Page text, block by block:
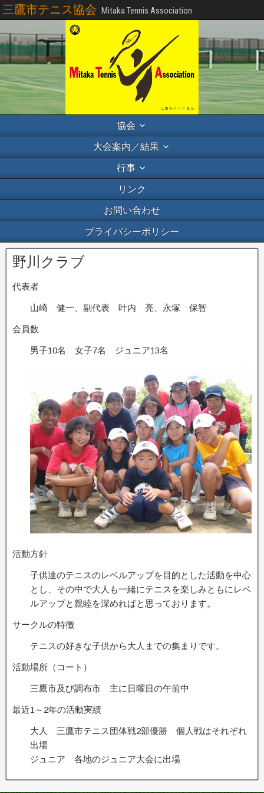
三鷹市テニス協会 Mitaka Tennis Association
協会
大会案内／結果
行事
リンク
お問い合わせ
プライバシーポリシー
野川クラブ
代表者
山崎 健一、副代表 叶内 亮、永塚 保智
会員数
男子10名 女子7名 ジュニア13名
活動方針
子供達のテニスのレベルアップを目的とした活動を中心
とし、その中で大人も一緒にテニスを楽しみともにレベ
ルアップと親睦を深めればと思っております。
サークルの特徴
テニスの好きな子供から大人までの集まりです。
活動場所（コート）
三鷹市及び調布市 主に日曜日の午前中
最近1～2年の活動実績
大人 三鷹市テニス団体戦2部優勝 個人戦はそれぞれ
出場
ジュニア 各地のジュニア大会に出場